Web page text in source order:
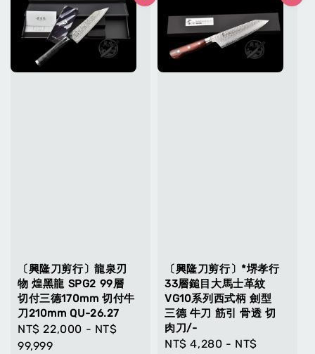
〔興隆刀剪行〕龍泉刃
物 煌黑龍 SPG2 99層
切付三德170mm 切付牛
刀210mm QU-26.27
Regular
price
NT$ 22,000 - NT$
99,999
〔興隆刀剪行〕*堺孝行
33層鎚目大馬士革紋
VG10系列西式柄 劍型
三德 牛刀 筋引 骨透 切
肉刀/-
Regular
NT$ 4,280 - NT$